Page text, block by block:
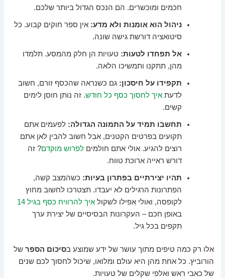
חכמים ומוכשרים. הם הנכס הגדול ביותר שלכם.
ניהול הוא אומנות ולא מדע: אין ספר חוקים קבוע. כל
סיטואציה דורשת גישה שונה.
אל תפחדו לטעות: טעויות הן חלק מהמסע. תלמדו
מהן, תתקנו ותמשיכו הלאה.
תקפידו על חיסכון: גם כשנראה שהכסף זורם, חשוב
לדעתאיך לחסוך כסף כל חודש. זה נותן חוסן לימים
קשים.
תחשבו תמיד על התמונה הגדולה: לפעמים אתם
תקועים בפרטים הקטנים, אבל חשוב להבין לאן אתם
רוצים להגיע. אולי אתם חולמיםלפרוש מוקדם? זה
דורש ראייה ארוכת טווח.
תהיו יצירתיים בפתרון בעיות: כשהמצב קשה,
הפתרונות הרגילים לא יעבדו. תצטרכו לחשוב מחוץ
לקופסה, ואולי אפילו לשקולאיך להרוויח כסף בגיל 14
באופן חכם – העקרונות הבסיסיים של יצירת ערך
תקפים בכל גיל.
אלו רק כמה טיפים מתוך עושר של ידע שמוצע בסיכום הספר של
הורוביץ. כל אחת מהן היא עולם ומלואו, שיכול לחסוך לכם שנים
של כאבי ראש ואלפי שקלים של טעויות.